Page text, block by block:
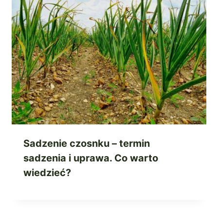
Sadzenie czosnku – termin
sadzenia i uprawa. Co warto
wiedzieć?